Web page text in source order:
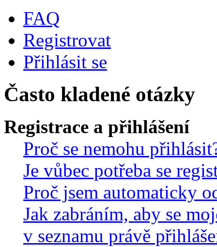
FAQ
Registrovat
Přihlásit se
Často kladené otázky
Registrace a přihlášení
Proč se nemohu
Je vůbec potřeba se
Proč jsem automaticky
Jak zabráním, aby se
v seznamu právě